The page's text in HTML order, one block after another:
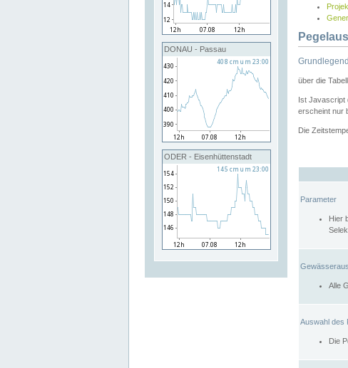
DONAU - Passau
ODER - Eisenhüttenstadt
über die
Ist Javascript
erscheint nur
Die
Parameter
Hier
Alle
Auswahl des
Die